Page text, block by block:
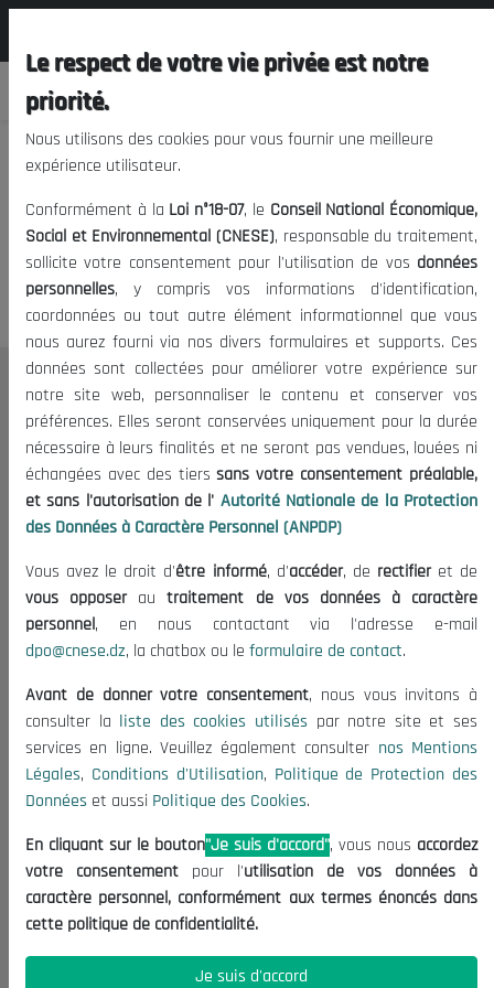
Nous vous prions de nous
excuser, mais l'accès à ce
contenu est restreint.
Le CNESE
A Propos
Le président
Organisation
Publications
Informations utiles
Appels d'offres et Consultations
Mentions Légales
Conditions d'Utilisation
Politique de Protection des Données
Politique des Cookies
Nous Contacter
(+213) 021 98 01 00|01|02
contact@cnese.dz
Suggestions ou Initiatives ?
Newsletter
dernières nouvelles.
Le respect de votre vie privée est notre
priorité.
Nous utilisons des cookies pour vous fournir une meilleure
expérience utilisateur.
Conformément à la Loi n°18-07, le Conseil National Économique,
Social et Environnemental (CNESE), responsable du traitement,
sollicite votre consentement pour l'utilisation de vos données
personnelles, y compris vos informations d'identification,
coordonnées ou tout autre élément informationnel que vous
nous aurez fourni via nos divers formulaires et supports. Ces
données sont collectées pour améliorer votre expérience sur
notre site web, personnaliser le contenu et conserver vos
préférences. Elles seront conservées uniquement pour la durée
nécessaire à leurs finalités et ne seront pas vendues, louées ni
échangées avec des tierssans votre consentement préalable,
et sans l'autorisation de l' Autorité Nationale de la Protection
des Données à Caractère Personnel (ANPDP)
Vous avez le droit d'être informé, d'accéder, de rectifieret de
vous opposerautraitement de vos données à caractère
personnel, en nous contactant via l'adresse e-mail
dpo@cnese.dz, la chatbox ou le formulaire de contact.
Avant de donner votre consentement, nous vous invitons à
consulter la liste des cookies utilisés par notre site et ses
services en ligne. Veuillez également consulter nos Mentions
Légales, Conditions d'Utilisation, Politique de Protection des
Données et aussi Politique des Cookies.
En cliquant sur le bouton"Je suis d'accord", vous nous accordez
votre consentement pour l'utilisation de vos données à
caractère personnel, conformément aux termes énoncés dans
cette politique de confidentialité.
Je suis d'accord